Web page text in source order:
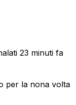
23 minuti fa
per la nona volta